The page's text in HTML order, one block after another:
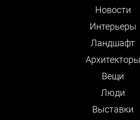
Новости
Интерьеры
Ландшафт
Архитекторы
Вещи
Люди
Выставки